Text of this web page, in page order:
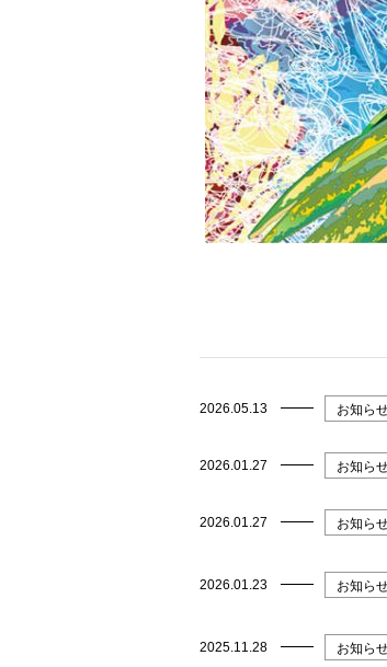
2026.05.13 お知ら
2026.01.27 お知ら
2026.01.27 お知ら
2026.01.23 お知ら
2025.11.28 お知ら